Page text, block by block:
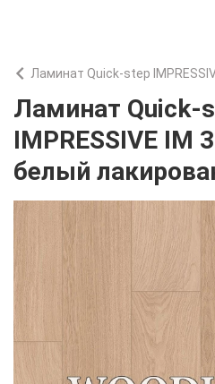
Ламинат Quick-step
Ламинат Quick-
IMPRESSIVE IM
белый